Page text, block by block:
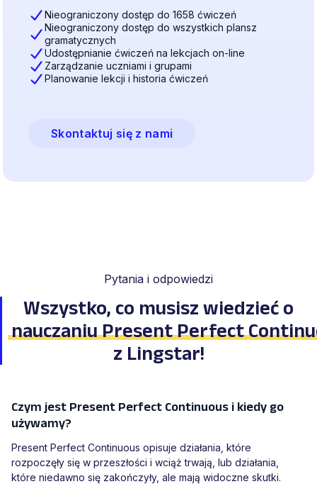
Nieograniczony dostęp do 1658 ćwiczeń
Nieograniczony dostęp do wszystkich plansz
gramatycznych
Udostępnianie ćwiczeń na lekcjach on-line
Zarządzanie uczniami i grupami
Planowanie lekcji i historia ćwiczeń
Skontaktuj się z nami
Pytania i odpowiedzi
Wszystko, co musisz wiedzieć o
nauczaniu Present Perfect
z Lingstar!
Czym jest Present Perfect Continuous i kiedy go
używamy?
Present Perfect Continuous opisuje działania, które
rozpoczęły się w przeszłości i wciąż trwają, lub działania,
które niedawno się zakończyły, ale mają widoczne skutki.